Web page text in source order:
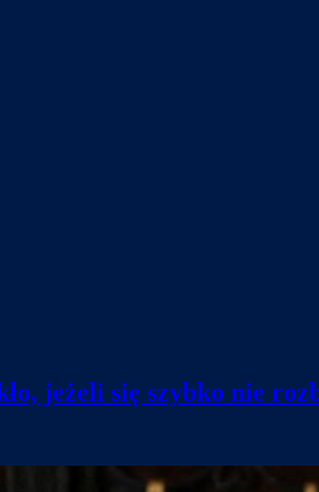
jeżeli się szybko nie